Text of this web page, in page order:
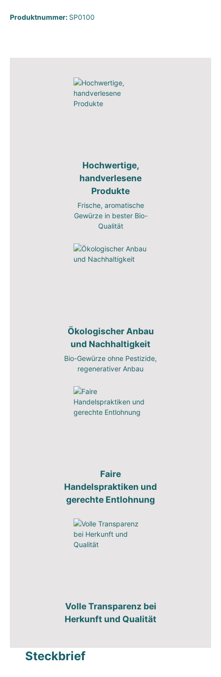
Produktnummer: SP0100
Hochwertige,
handverlesene
Produkte
Frische, aromatische
Gewürze in bester Bio-
Qualität
Ökologischer Anbau
und Nachhaltigkeit
Bio-Gewürze ohne Pestizide,
regenerativer Anbau
Faire
Handelspraktiken und
gerechte Entlohnung
Volle Transparenz bei
Herkunft und Qualität
Steckbrief